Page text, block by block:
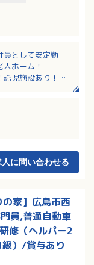
員として安定勤
ホーム！
託児施設あり！ラ
ます。記録には
暇あり！
人に問い合わせる
の家】広島市西
員,普通自動車
修（ヘルパー2
）/賞与あり